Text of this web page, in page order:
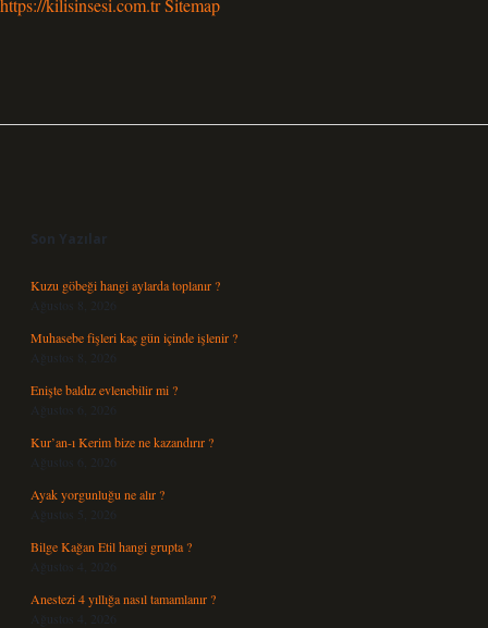
https://kilisinsesi.com.trSitemap
Son Yazılar
Kuzu göbeği hangi aylarda toplanır ?
Ağustos 8, 2026
Muhasebe fişleri kaç gün içinde işlenir ?
Ağustos 8, 2026
Enişte baldız evlenebilir mi ?
Ağustos 6, 2026
Kur’an-ı Kerim bize ne kazandırır ?
Ağustos 6, 2026
Ayak yorgunluğu ne alır ?
Ağustos 5, 2026
Bilge Kağan Etil hangi grupta ?
Ağustos 4, 2026
Anestezi 4 yıllığa nasıl tamamlanır ?
Ağustos 4, 2026